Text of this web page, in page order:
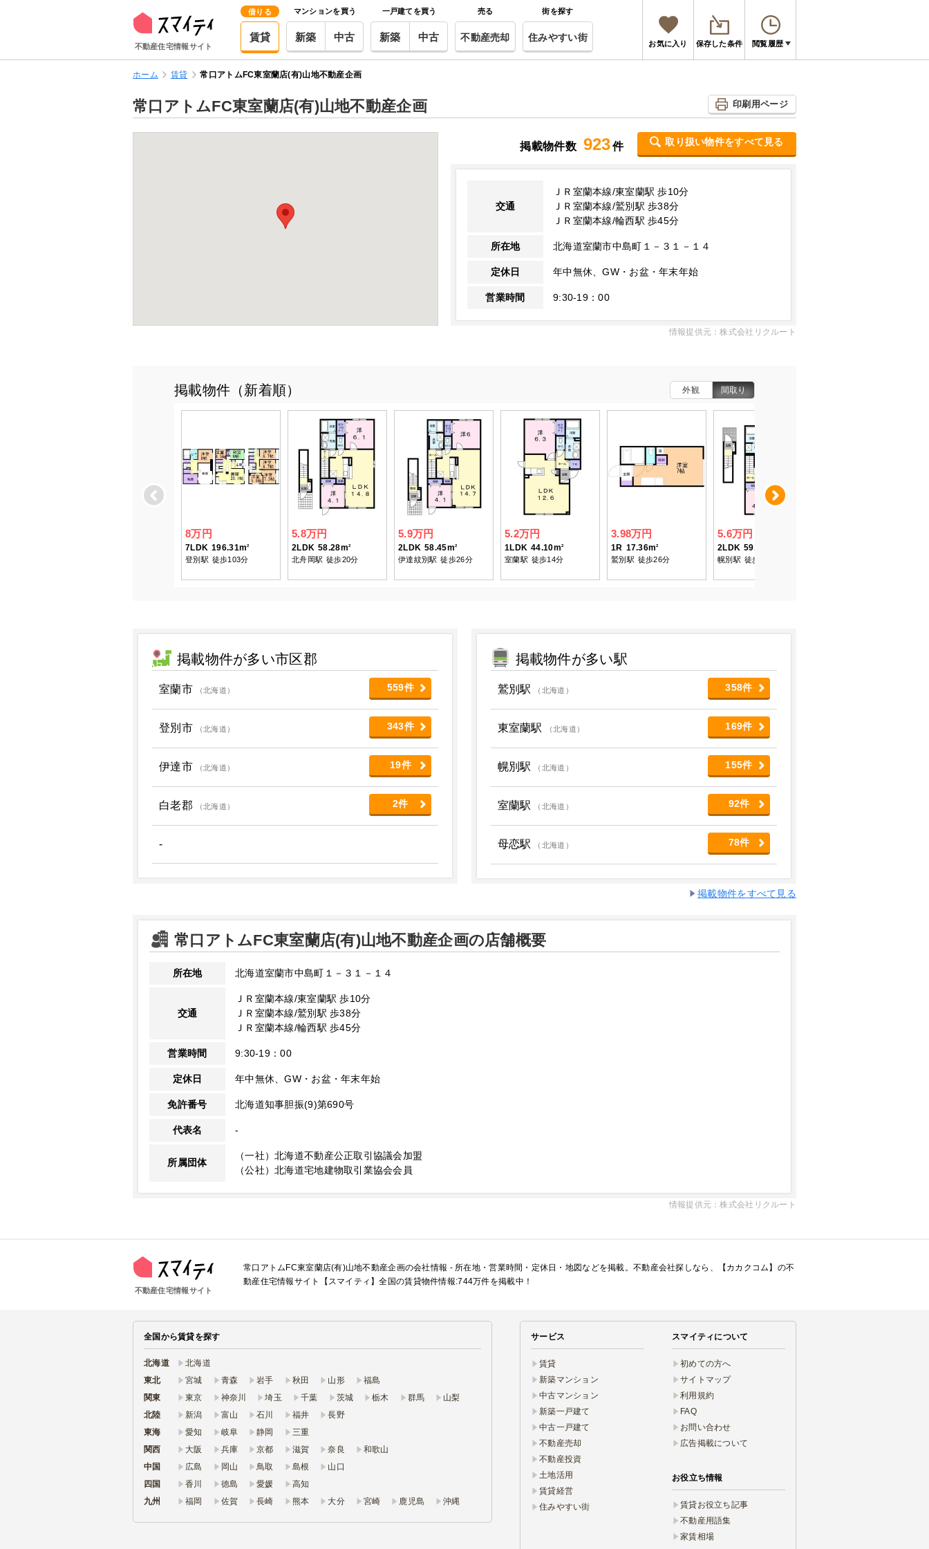
不動産住宅情報サイト
借りる
賃貸
マンションを買う
新築 中古
一戸建てを買う
新築 中古
売る
不動産売却
街を探す
住みやすい街
お気に入り 保存した条件 閲覧履歴
ホーム 賃貸 常口アトムFC東室蘭店(有)山地不動産企画
常口アトムFC東室蘭店(有)山地不動産企画 印刷用ページ
掲載物件数 923件 取り扱い物件をすべて見る
交通
ＪＲ室蘭本線/東室蘭駅 歩10分
ＪＲ室蘭本線/鷲別駅 歩38分
ＪＲ室蘭本線/輪西駅 歩45分
所在地 北海道室蘭市中島町１－３１－１４
定休日 年中無休、GW・お盆・年末年始
営業時間 9:30-19：00
情報提供元：株式会社リクルート
掲載物件（新着順） 外観 間取り
Previous
8万円
7LDK 196.31m2
登別駅 徒歩103分
5.8万円
2LDK 58.28m2
北舟岡駅 徒歩20分
5.9万円
2LDK 58.45m2
伊達紋別駅 徒歩26分
5.2万円
1LDK 44.10m2
室蘭駅 徒歩14分
3.98万円
1R 17.36m2
鷲別駅 徒歩26分
5.6万円
2LDK 59.70m
幌別駅 徒歩23分
Next
掲載物件が多い市区郡
室蘭市 （北海道） 559件
登別市 （北海道） 343件
伊達市 （北海道） 19件
白老郡 （北海道） 2件
-
掲載物件が多い駅
鷲別駅 （北海道） 358件
東室蘭駅 （北海道） 169件
幌別駅 （北海道） 155件
室蘭駅 （北海道） 92件
母恋駅 （北海道） 78件
掲載物件をすべて見る
常口アトムFC東室蘭店(有)山地不動産企画の店舗概要
所在地 北海道室蘭市中島町１－３１－１４
交通
ＪＲ室蘭本線/東室蘭駅 歩10分
ＪＲ室蘭本線/鷲別駅 歩38分
ＪＲ室蘭本線/輪西駅 歩45分
営業時間 9:30-19：00
定休日 年中無休、GW・お盆・年末年始
免許番号 北海道知事胆振(9)第690号
代表名 -
所属団体
（一社）北海道不動産公正取引協議会加盟
（公社）北海道宅地建物取引業協会会員
情報提供元：株式会社リクルート
不動産住宅情報サイト
常口アトムFC東室蘭店(有)山地不動産企画の会社情報 - 所在地・営業時間・定休日・地図などを掲載。不動産会社探しなら、【カカクコム】の不
動産住宅情報サイト【スマイティ】全国の賃貸物件情報:744万件を掲載中！
全国から賃貸を探す
北海道
北海道
東北
宮城 青森 岩手 秋田 山形
福島
関東
東京 神奈川 埼玉 千葉 茨城 栃木 群馬
山梨
北陸
新潟 富山 石川 福井
長野
東海
愛知 岐阜 静岡
三重
関西
大阪 兵庫 京都 滋賀 奈良
和歌山
中国
広島 岡山 鳥取 島根
山口
四国
香川 徳島 愛媛
高知
九州
福岡 佐賀 長崎 熊本 大分 宮崎 鹿児島 沖縄
サービス
賃貸
新築マンション
中古マンション
新築一戸建て
中古一戸建て
不動産売却
不動産投資
土地活用
賃貸経営
住みやすい街
スマイティについて
初めての方へ
サイトマップ
利用規約
FAQ
お問い合わせ
広告掲載について
お役立ち情報
賃貸お役立ち記事
不動産用語集
家賃相場